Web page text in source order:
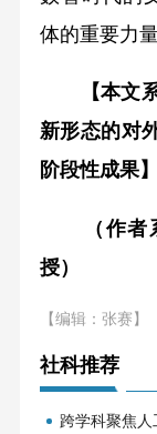
体的重要力量
【本文系
新形态的对
阶段性成果】
（作者系
授）
【编辑：张赛】
社科推荐
跨学科聚焦人